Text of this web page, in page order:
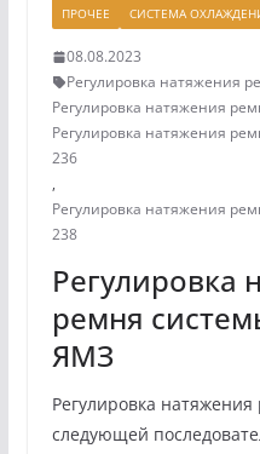
ПРОЧЕЕ СИСТЕМА
08.08.2023
Регулировка натяжения
Регулировка натяжения
Регулировка натяжения
236
,
Регулировка натяжения
238
Регулировка
ремня
ЯМЗ
Регулировка
следующей